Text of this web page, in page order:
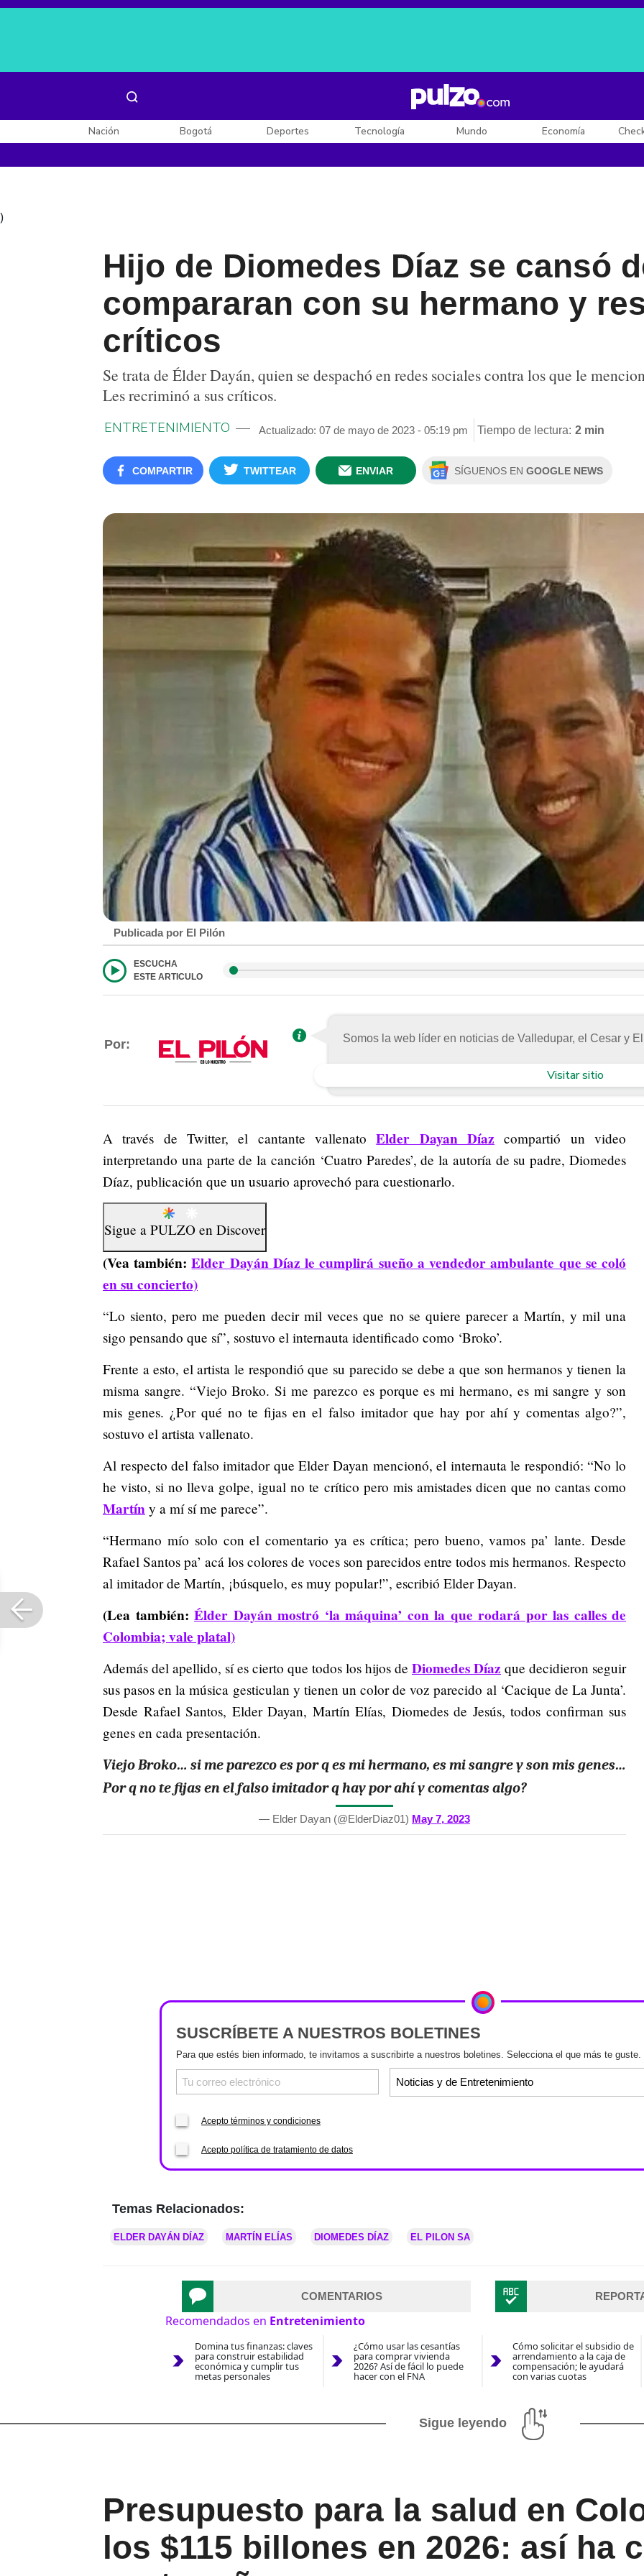
Posesión de De la Espriella
Nación Bogotá Deportes Tecnología Mundo Economía
)
Hijo de Diomedes Díaz se cansó
compararan con su hermano y
críticos
Se trata de Élder Dayán, quien se despachó en redes sociales contra los que le
Les recriminó a sus críticos.
ENTRETENIMIENTO Actualizado: 07 de mayo de 2023 - 05:19 pm Tiempo de lectura: 2 min
COMPARTIR TWITTEAR ENVIAR SÍGUENOS EN GOOGLE NEWS
Publicada por El Pilón
ESCUCHA
ESTE ARTICULO
Por: Somos la web líder en noticias de Valledupar, el Cesar y
Visitar sitio
A través de Twitter, el cantante vallenatoElder Dayan Díaz compartió un video
interpretando una parte de la canción ‘Cuatro Paredes’, de la autoría de su padre, Diomedes
Díaz, publicación que un usuario aprovechó para cuestionarlo.
Sigue a PULZO en Discover
(Vea también:Elder Dayán Díaz le cumplirá sueño a vendedor ambulante que se coló
en su concierto)
“Lo siento, pero me pueden decir mil veces que no se quiere parecer a Martín, y mil una
sigo pensando que sí”, sostuvo el internauta identificado como ‘Broko’.
Frente a esto, el artista le respondió que su parecido se debe a que son hermanos y tienen la
misma sangre. “Viejo Broko. Si me parezco es porque es mi hermano, es mi sangre y son
mis genes. ¿Por qué no te fijas en el falso imitador que hay por ahí y comentas algo?”,
sostuvo el artista vallenato.
Al respecto del falso imitador que Elder Dayan mencionó, el internauta le respondió: “No lo
he visto, si no lleva golpe, igual no te crítico pero mis amistades dicen que no cantas como
Martín y a mí sí me parece”.
“Hermano mío solo con el comentario ya es crítica; pero bueno, vamos pa’ lante. Desde
Rafael Santos pa’ acá los colores de voces son parecidos entre todos mis hermanos. Respecto
al imitador de Martín, ¡búsquelo, es muy popular!”, escribió Elder Dayan.
(Lea también: Élder Dayán mostró ‘la máquina’ con la que rodará por las calles de
Colombia; vale platal)
Además del apellido, sí es cierto que todos los hijos de Diomedes Díaz que decidieron seguir
sus pasos en la música gesticulan y tienen un color de voz parecido al ‘Cacique de La Junta’.
Desde Rafael Santos, Elder Dayan, Martín Elías, Diomedes de Jesús, todos confirman sus
genes en cada presentación.
Viejo Broko… si me parezco es por q es mi hermano, es mi sangre y son mis genes…
Por q no te fijas en el falso imitador q hay por ahí y comentas algo?
— Elder Dayan (@ElderDiaz01) May 7, 2023
SUSCRÍBETE A NUESTROS BOLETINES
Para que estés bien informado, te invitamos a suscribirte a nuestros boletines. Selecciona el que más te guste.
Acepto términos y condiciones
Acepto política de tratamiento de datos
Temas Relacionados:
ELDER DAYÁN DÍAZ MARTÍN ELÍAS DIOMEDES DÍAZ EL PILON SA
COMENTARIOS
Recomendados en Entretenimiento
Domina tus finanzas: claves
para construir estabilidad
económica y cumplir tus
metas personales
¿Cómo usar las cesantías
para comprar vivienda
2026? Así de fácil lo puede
hacer con el FNA
Cómo solicitar el subsidio de
arrendamiento a la caja de
compensación; le ayudará
con varias cuotas
Sigue leyendo
Presupuesto para la salud en
los $115 billones en 2026: así ha